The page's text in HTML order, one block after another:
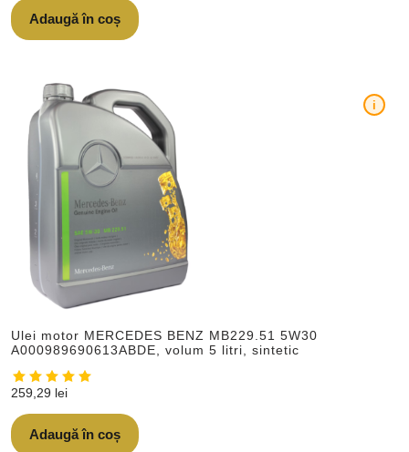
Adaugă în coș
Ulei motor MERCEDES BENZ MB229.51 5W30
A000989690613ABDE, volum 5 litri, sintetic
i
259,29 lei
Adaugă în coș